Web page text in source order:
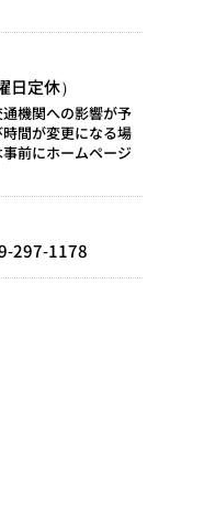
定休）
機関への影響が予
間が変更になる場
前にホームページ
297-1178